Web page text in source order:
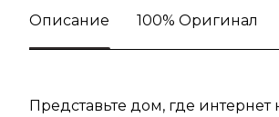
Описание 100% Оригинал
Представьте дом, где